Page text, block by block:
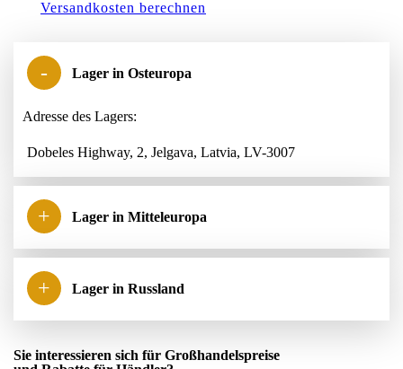
Versandkosten berechnen
Lager in Osteuropa
Adresse des Lagers:
Dobeles Highway, 2, Jelgava, Latvia, LV-3007
Lager in Mitteleuropa
Lager in Russland
Sie interessieren sich für Großhandelspreise